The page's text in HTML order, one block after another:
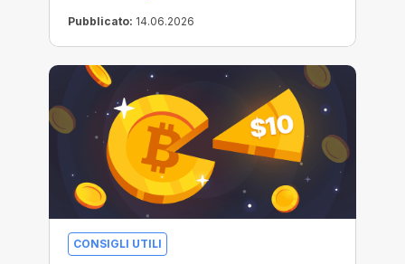
Pubblicato: 14.06.2026
CONSIGLI UTILI